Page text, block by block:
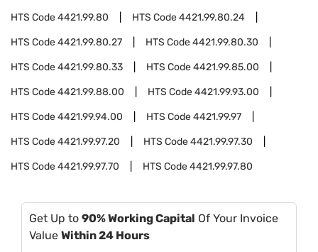
HTS Code4421.99.80 HTS Code4421.99.80.24
HTS Code4421.99.80.27 HTS Code4421.99.80.30
HTS Code4421.99.80.33 HTS Code4421.99.85.00
HTS Code4421.99.88.00 HTS Code4421.99.93.00
HTS Code4421.99.94.00 HTS Code4421.99.97
HTS Code4421.99.97.20 HTS Code4421.99.97.30
HTS Code4421.99.97.70 HTS Code4421.99.97.80
Get Up to 90% Working Capital Of Your Invoice
Value Within 24 Hours